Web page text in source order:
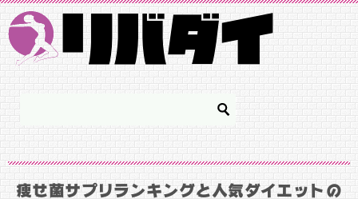
痩せ菌サプリランキングと人気ダイエットの